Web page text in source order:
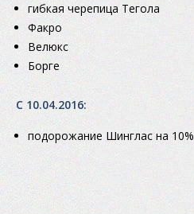
гибкая черепица Тегола
Факро
Велюкс
Борге
С 10.04.2016:
подорожание Шинглас на 10%